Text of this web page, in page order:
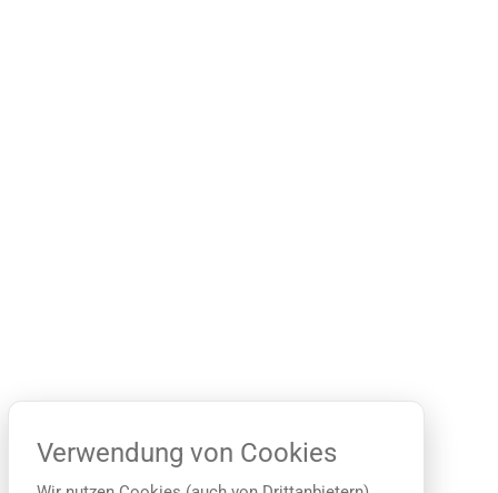
Verwendung von Cookies